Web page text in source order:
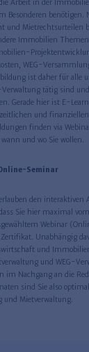
Arbeit in der
Besonderen benötigen.
und Mietrechtsurteilen
Immobilien
WEG-
ist daher für alle
Verwaltung tätig sind
Gerade hier ist E-
und
finden via
und wo Sie wollen.
Seminar
den interaktiven
Sie hier maximal
Webinar
Unabhängig
und
und WEG-
Nachgang an die
sind Sie also
und Mietverwaltung.